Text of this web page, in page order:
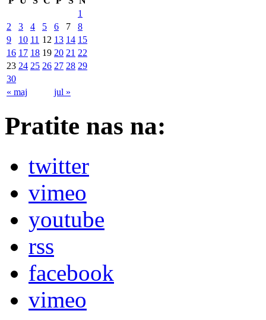
« maj jul »
1
2
3 4 5 6 7
8
9
10 11 12 13 14 15
16 17 18 19 20 21 22
23 24 25 26 27 28 29
30
Pratite nas na:
twitter
vimeo
youtube
rss
facebook
vimeo